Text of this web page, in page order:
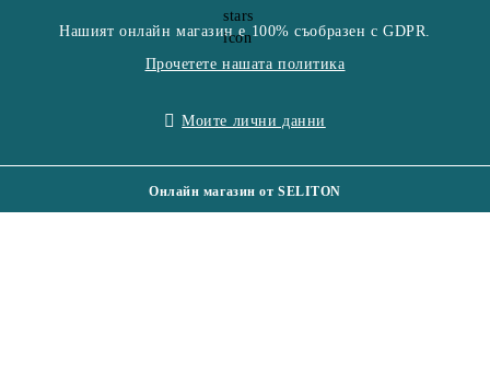
Нашият онлайн магазин е 100% съобразен с GDPR.
Прочетете нашата политика
Моите лични данни
Онлайн магазин от SELITON